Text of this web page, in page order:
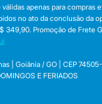
apenas para
no ato da conclusão da
Promoção de Frete
| Goiânia / GO | CEP
E FERIADOS